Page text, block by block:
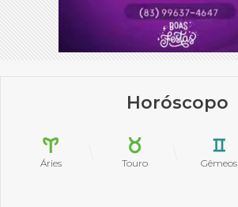
Horóscopo
Áries Touro Gêmeos